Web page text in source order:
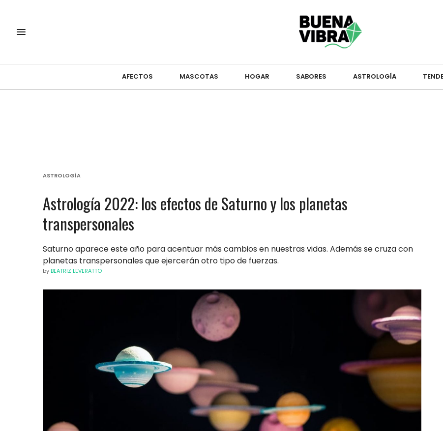
AFECTOS MASCOTAS HOGAR SABORES ASTROLOGÍA
ASTROLOGÍA
Astrología 2022: los efectos de Saturno y los planetas
transpersonales
Saturno aparece este año para acentuar más cambios en nuestras vidas. Además se cruza con
planetas transpersonales que ejercerán otro tipo de fuerzas.
by BEATRIZ LEVERATTO